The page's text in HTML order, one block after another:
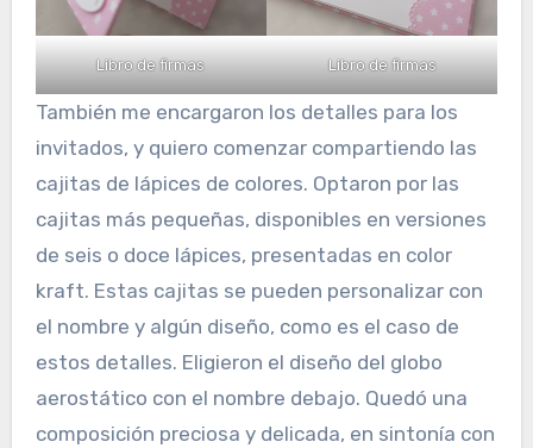
Libro de firmas Libro de firmas
También me encargaron los detalles para los
invitados, y quiero comenzar compartiendo las
cajitas de lápices de colores. Optaron por las
cajitas más pequeñas, disponibles en versiones
de seis o doce lápices, presentadas en color
kraft. Estas cajitas se pueden personalizar con
el nombre y algún diseño, como es el caso de
estos detalles. Eligieron el diseño del globo
aerostático con el nombre debajo. Quedó una
composición preciosa y delicada, en sintonía con